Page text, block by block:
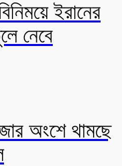
ইরানের
নেবে
অংশে থামছে